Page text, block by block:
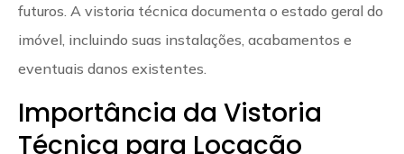
futuros. A vistoria técnica documenta o estado geral do
imóvel, incluindo suas instalações, acabamentos e
eventuais danos existentes.
Importância da Vistoria
Técnica para Locação